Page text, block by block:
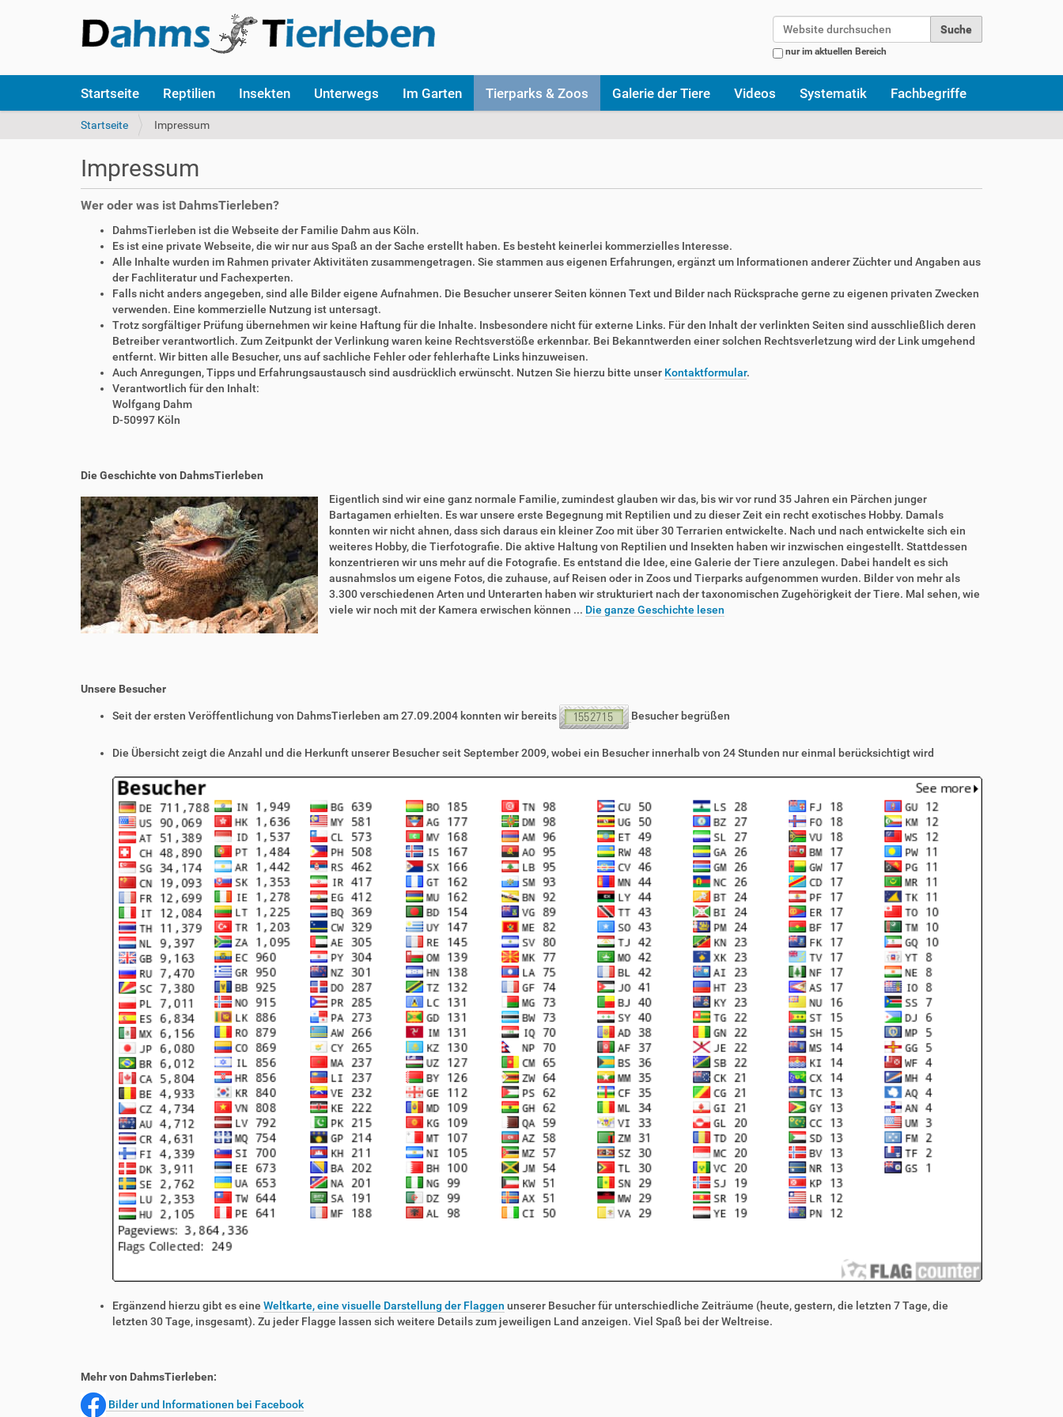
nur im aktuellen Bereich
k
Startseite Reptilien Insekten Unterwegs Im Garten Tierparks & Zoos Galerie der Tiere Videos Systematik Fachbegriffe
S
i
n
Startseite Impressum
Impressum
Wer oder was ist DahmsTierleben?
DahmsTierleben ist die Webseite der Familie Dahm aus Köln.
Es ist eine private Webseite, die wir nur aus Spaß an der Sache erstellt haben. Es besteht keinerlei kommerzielles Interesse.
Alle Inhalte wurden im Rahmen privater Aktivitäten zusammengetragen. Sie stammen aus eigenen Erfahrungen, ergänzt um Informationen anderer Züchter und Angaben aus
der Fachliteratur und Fachexperten.
Falls nicht anders angegeben, sind alle Bilder eigene Aufnahmen. Die Besucher unserer Seiten können Text und Bilder nach Rücksprache gerne zu eigenen privaten Zwecken
verwenden. Eine kommerzielle Nutzung ist untersagt.
Trotz sorgfältiger Prüfung übernehmen wir keine Haftung für die Inhalte. Insbesondere nicht für externe Links. Für den Inhalt der verlinkten Seiten sind ausschließlich deren
Betreiber verantwortlich. Zum Zeitpunkt der Verlinkung waren keine Rechtsverstöße erkennbar. Bei Bekanntwerden einer solchen Rechtsverletzung wird der Link umgehend
entfernt. Wir bitten alle Besucher, uns auf sachliche Fehler oder fehlerhafte Links hinzuweisen.
Auch Anregungen, Tipps und Erfahrungsaustausch sind ausdrücklich erwünscht. Nutzen Sie hierzu bitte unser Kontaktformular.
Verantwortlich für den Inhalt:
Wolfgang Dahm
D-50997 Köln
Die Geschichte von DahmsTierleben
Eigentlich sind wir eine ganz normale Familie, zumindest glauben wir das, bis wir vor rund 35 Jahren ein Pärchen junger
Bartagamen erhielten. Es war unsere erste Begegnung mit Reptilien und zu dieser Zeit ein recht exotisches Hobby. Damals
konnten wir nicht ahnen, dass sich daraus ein kleiner Zoo mit über 30 Terrarien entwickelte. Nach und nach entwickelte sich ein
weiteres Hobby, die Tierfotografie. Die aktive Haltung von Reptilien und Insekten haben wir inzwischen eingestellt. Stattdessen
konzentrieren wir uns mehr auf die Fotografie. Es entstand die Idee, eine Galerie der Tiere anzulegen. Dabei handelt es sich
ausnahmslos um eigene Fotos, die zuhause, auf Reisen oder in Zoos und Tierparks aufgenommen wurden. Bilder von mehr als
3.300 verschiedenen Arten und Unterarten haben wir strukturiert nach der taxonomischen Zugehörigkeit der Tiere. Mal sehen, wie
viele wir noch mit der Kamera erwischen können ... Die ganze Geschichte lesen
Unsere Besucher
Seit der ersten Veröffentlichung von DahmsTierleben am 27.09.2004 konnten wir bereits Besucher begrüßen
Die Übersicht zeigt die Anzahl und die Herkunft unserer Besucher seit September 2009, wobei ein Besucher innerhalb von 24 Stunden nur einmal berücksichtigt wird
Ergänzend hierzu gibt es eine Weltkarte, eine visuelle Darstellung der Flaggen unserer Besucher für unterschiedliche Zeiträume (heute, gestern, die letzten 7 Tage, die
letzten 30 Tage, insgesamt). Zu jeder Flagge lassen sich weitere Details zum jeweiligen Land anzeigen. Viel Spaß bei der Weltreise.
Mehr von DahmsTierleben:
Bilder und Informationen bei Facebook